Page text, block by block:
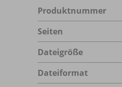
Produktnummer
Seiten
Dateigröße
Dateiformat